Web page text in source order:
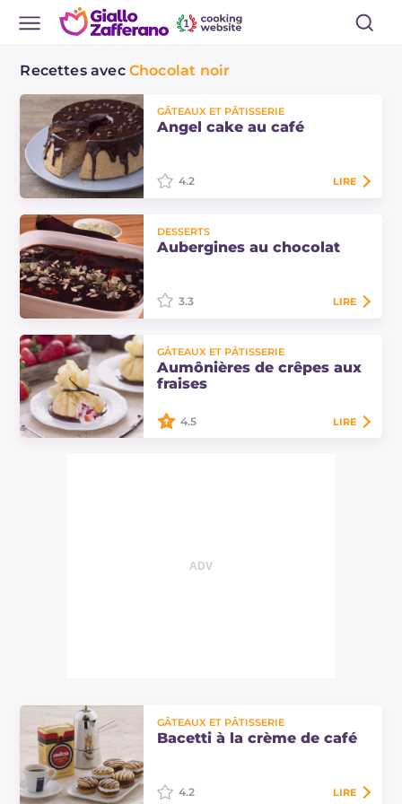
Recettes avec Chocolat noir
GÂTEAUX ET PÂTISSERIE
Angel cake au café
délicieuse variante du célèbre
gâteau américain, encore plus
4.2 LIRE
DESSERTS
Aubergines au chocolat
typiques de la Campanie.
Généralement, elles sont préparées
pendant les fêtes, notamment pour
3.3 LIRE
GÂTEAUX ET PÂTISSERIE
Aumônières de crêpes aux
fraises
4.5 LIRE
GÂTEAUX ET PÂTISSERIE
Bacetti à la crème de café
4.2 LIRE